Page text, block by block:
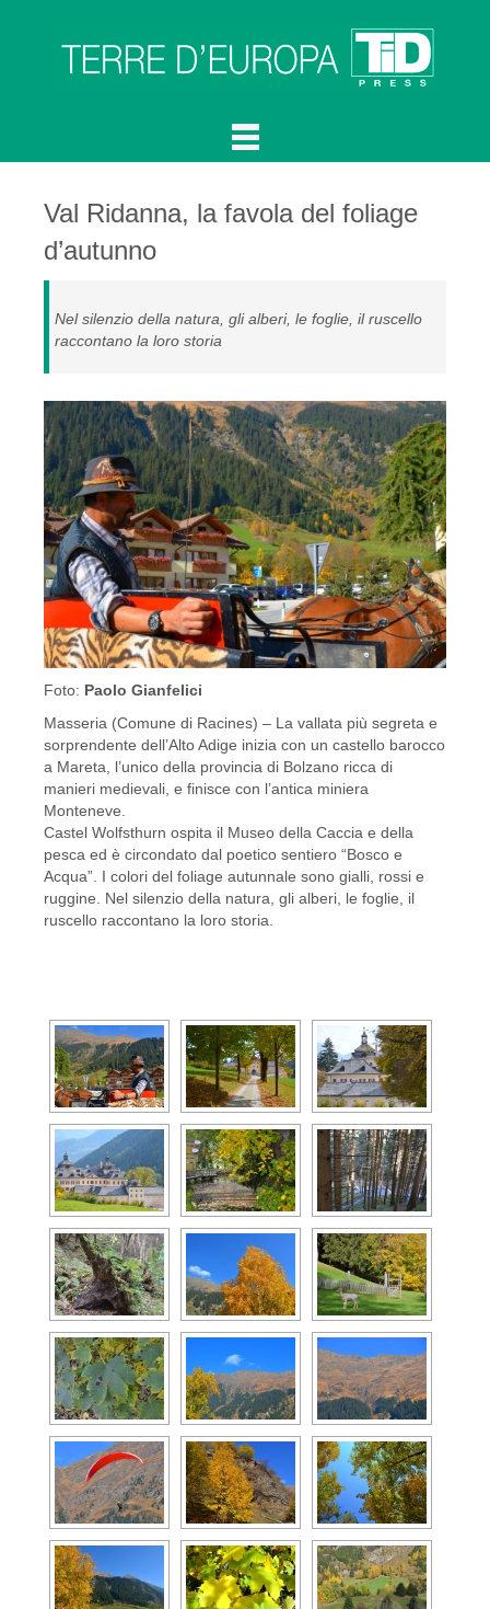
Val Ridanna, la favola del foliage
d’autunno
Nel silenzio della natura, gli alberi, le foglie, il ruscello
raccontano la loro storia
Foto: Paolo Gianfelici
Masseria (Comune di Racines) – La vallata più segreta e
sorprendente dell’Alto Adige inizia con un castello barocco
a Mareta, l’unico della provincia di Bolzano ricca di
manieri medievali, e finisce con l’antica miniera
Monteneve.
Castel Wolfsthurn ospita il Museo della Caccia e della
pesca ed è circondato dal poetico sentiero “Bosco e
Acqua”. I colori del foliage autunnale sono gialli, rossi e
ruggine. Nel silenzio della natura, gli alberi, le foglie, il
ruscello raccontano la loro storia.